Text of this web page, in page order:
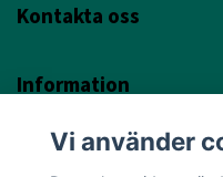
Kontakta oss
Information
Sociala Media
Vi använder